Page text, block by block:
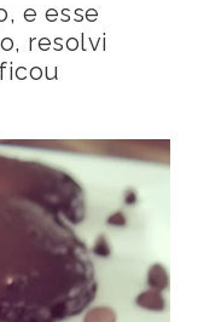
e esse
resolvi